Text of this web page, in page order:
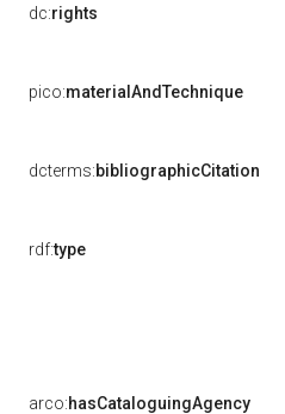
dc:rights
pico:materialAndTechnique
dcterms:bibliographicCitation
rdf:type
arco:hasCataloguingAgency